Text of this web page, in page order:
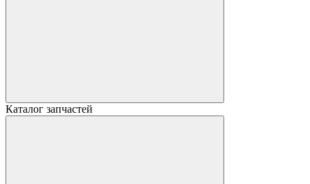
Каталог запчастей